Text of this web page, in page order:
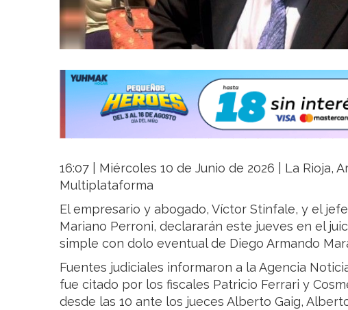
16:07 | Miércoles 10 de Junio de 2026 | La Rioja,
Multiplataforma
El empresario y abogado, Víctor Stinfale, y el
Mariano Perroni, declararán este jueves en el
simple con dolo eventual de Diego Armando
Fuentes judiciales informaron a la Agencia
fue citado por los fiscales Patricio Ferrari y
desde las 10 ante los jueces Alberto Gaig,